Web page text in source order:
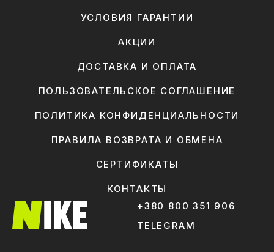
УСЛОВИЯ ГАРАНТИИ
АКЦИИ
ДОСТАВКА И ОПЛАТА
ПОЛЬЗОВАТЕЛЬСКОЕ СОГЛАШЕНИЕ
ПОЛИТИКА КОНФИДЕНЦИАЛЬНОСТИ
ПРАВИЛА ВОЗВРАТА И ОБМЕНА
СЕРТИФИКАТЫ
КОНТАКТЫ
+380 800 351 906
TELEGRAM